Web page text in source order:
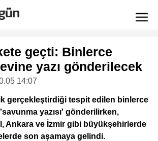
geçti: Binlerce
yazı gönderilecek
14:07
gerçekleştirdiği tespit edilen binlerce
yazısı' gönderilirken,
Ankara ve İzmir gibi büyükşehirlerde
son aşamaya gelindi.